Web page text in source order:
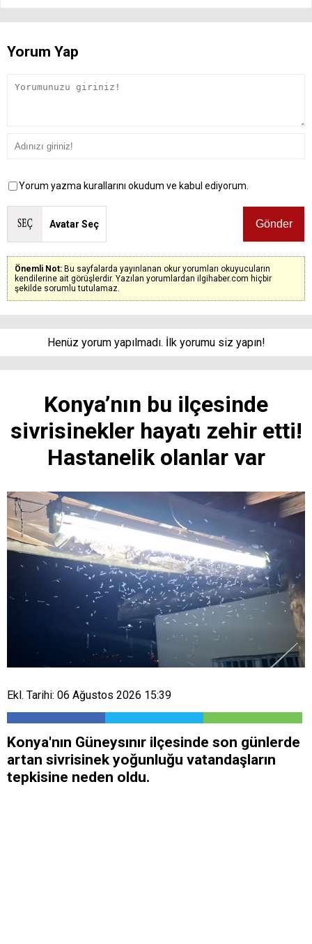
Yorum Yap
Yorum yazma kurallarını okudum ve kabul ediyorum.
Avatar Seç
Önemli Not: Bu sayfalarda yayınlanan okur yorumları okuyucuların
kendilerine ait görüşlerdir. Yazılan yorumlardan ilgihaber.com hiçbir
şekilde sorumlu tutulamaz.
Henüz yorum yapılmadı. İlk yorumu siz yapın!
Konya’nın bu ilçesinde
sivrisinekler hayatı zehir etti!
Hastanelik olanlar var
Ekl. Tarihi: 06 Ağustos 2026 15:39
Konya'nın Güneysınır ilçesinde son günlerde
artan sivrisinek yoğunluğu vatandaşların
tepkisine neden oldu.